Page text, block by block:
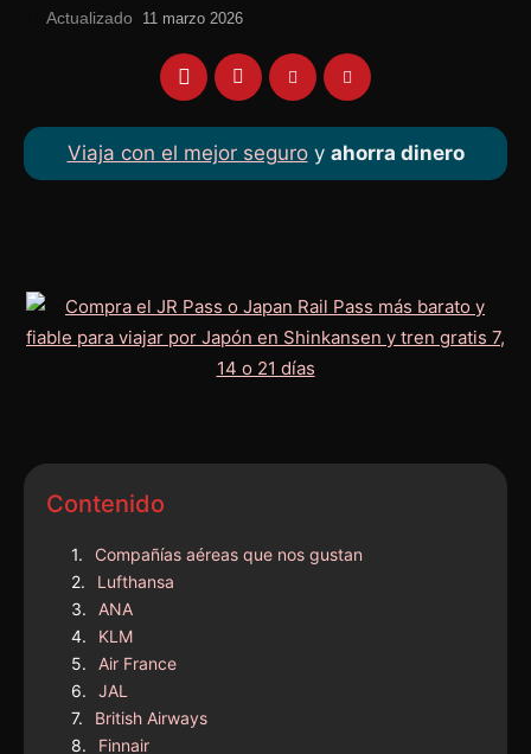
Actualizado 11 marzo 2026
Viaja con el mejor seguroy ahorra dinero
Contenido
Compañías aéreas que nos gustan
Lufthansa
ANA
KLM
Air France
JAL
British Airways
Finnair